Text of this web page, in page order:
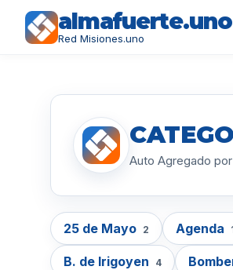
almafuerte.uno
Red Misiones.uno
Auto Agregado
25 de Mayo 2 Agenda
B. de Irigoyen 4